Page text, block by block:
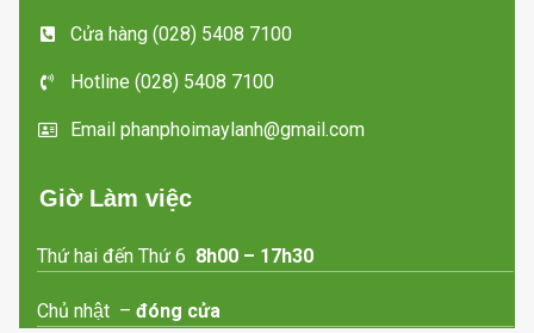
Miễn phí giao hàng tận
Cửa hàng (028) 5408 7100
Hotline (028) 5408 7100
Email phanphoimaylanh@gmail.com
Giờ Làm việc
Thứ hai đến Thứ 6 8h00 – 17h30
Chủ nhật –đóng cửa